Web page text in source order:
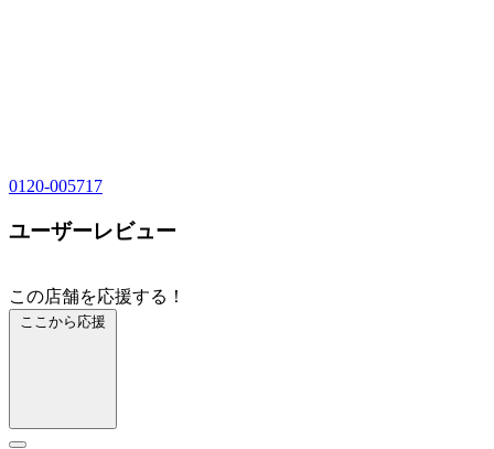
0120-005717
ユーザーレビュー
この店舗を応援する！
ここから応援